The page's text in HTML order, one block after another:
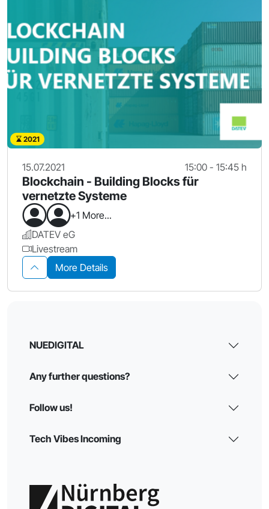
2021
15.07.2021 15:00 - 15:45 h
Blockchain - Building Blocks für
vernetzte Systeme
+1 More...
DATEV eG
Livestream
More Details
NUEDIGITAL
Any further questions?
Follow us!
Tech Vibes Incoming